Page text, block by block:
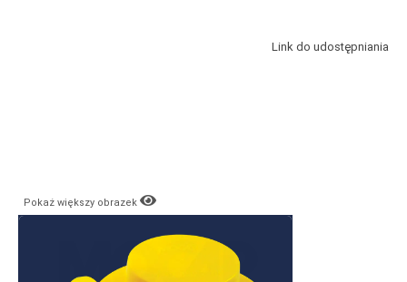
Link do udostępniania
Pokaż większy obrazek